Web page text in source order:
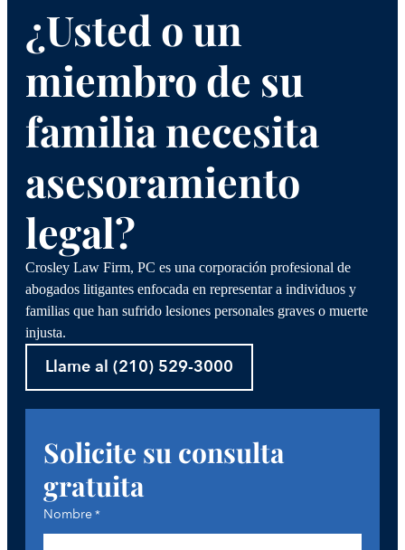
¿Usted o un
miembro de su
familia necesita
asesoramiento
legal?
Crosley Law Firm, PC es una corporación profesional de
abogados litigantes enfocada en representar a individuos y
familias que han sufrido lesiones personales graves o muerte
injusta.
Llame al (210) 529-3000
Solicite su consulta
gratuita
Nombre*